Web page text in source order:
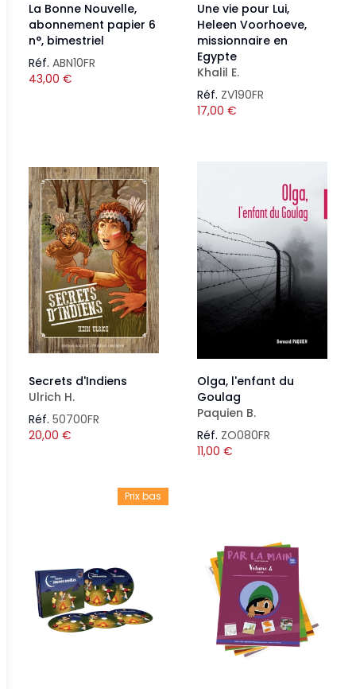
La Bonne Nouvelle,
abonnement papier 6
n°, bimestriel
Réf. ABN10FR
43,00 €
Une vie pour Lui,
Heleen Voorhoeve,
missionnaire en
Egypte
Khalil E.
Réf. ZV190FR
17,00 €
Secrets d'Indiens
Ulrich H.
Réf. 50700FR
20,00 €
Olga, l'enfant du
Goulag
Paquien B.
Réf. ZO080FR
11,00 €
Prix bas